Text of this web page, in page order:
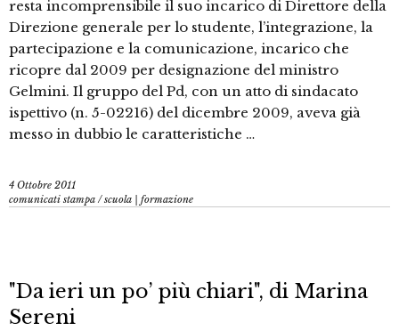
resta incomprensibile il suo incarico di Direttore della
Direzione generale per lo studente, l’integrazione, la
partecipazione e la comunicazione, incarico che
ricopre dal 2009 per designazione del ministro
Gelmini. Il gruppo del Pd, con un atto di sindacato
ispettivo (n. 5-02216) del dicembre 2009, aveva già
messo in dubbio le caratteristiche …
4 Ottobre 2011
comunicati stampa /scuola | formazione
"Da ieri un po’ più chiari", di Marina
Sereni